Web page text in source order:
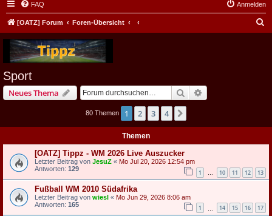
FAQ Anmelden
[OATZ] Forum Foren-Übersicht
Sport
Neues Thema Suche
80 Themen 1 2 3 4
Themen
[OATZ] Tippz - WM 2026 Live Auszucker
Letzter Beitrag von JesuZ « Mo Jul 20, 2026 12:54 pm
Antworten: 129 1 … 10 11 12 13
Fußball WM 2010 Südafrika
Letzter Beitrag von wiesl « Mo Jun 29, 2026 8:06 am
Antworten: 165 1 14 15 16 17